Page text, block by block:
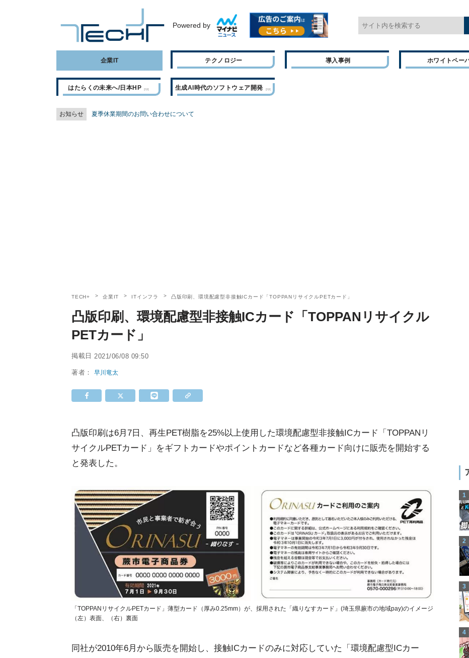
Powered by
企業IT テクノロジー 導入事例 ホワイトペー
はたらくの未来へ/日本HP 生成AI時代のソフトウェア開発
お知らせ 夏季休業期間のお問い合わせについて
TECH+ 企業IT ITインフラ 凸版印刷、環境配慮型非接触ICカード「TOPPANリサイクルPETカード」
凸版印刷、環境配慮型非接触ICカード「TOPPANリサイクル
PETカード」
掲載日 2021/06/08 09:50
著者：早川竜太
凸版印刷は6月7日、再生PET樹脂を25%以上使用した環境配慮型非接触ICカード「TOPPANリ
サイクルPETカード」をギフトカードやポイントカードなど各種カード向けに販売を開始する
と発表した。
「TOPPANリサイクルPETカード」薄型カード（厚み0.25mm）が、採用された「織りなすカード」(埼玉県蕨市の地域pay)のイメージ
（左）表面、（右）裏面
同社が2010年6月から販売を開始し、接触ICカードのみに対応していた「環境配慮型ICカー